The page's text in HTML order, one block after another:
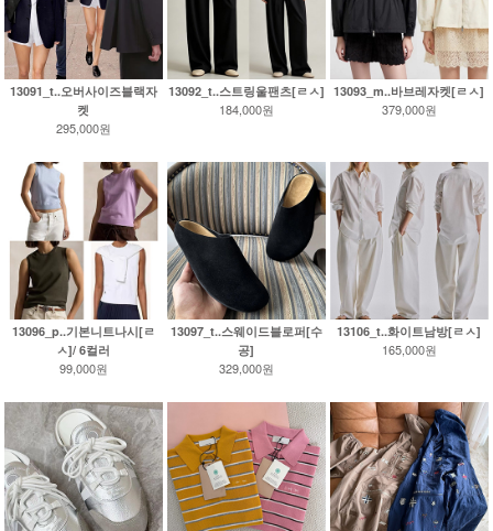
13091_t..오버사이즈블랙자
켓
295,000원
13092_t..스트링울팬츠[ㄹㅅ]
184,000원
13093_m..바브레자켓[ㄹㅅ]
379,000원
13096_p..기본니트나시[ㄹ
ㅅ]/ 6컬러
99,000원
13097_t..스웨이드블로퍼[수
공]
329,000원
13106_t..화이트남방[ㄹㅅ]
165,000원